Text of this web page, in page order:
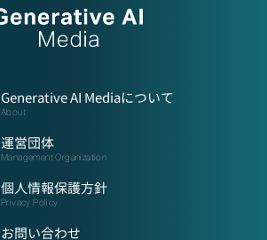
Generative AI Mediaについて
About
運営団体
Management Organization
個人情報保護方針
Privacy Policy
お問い合わせ